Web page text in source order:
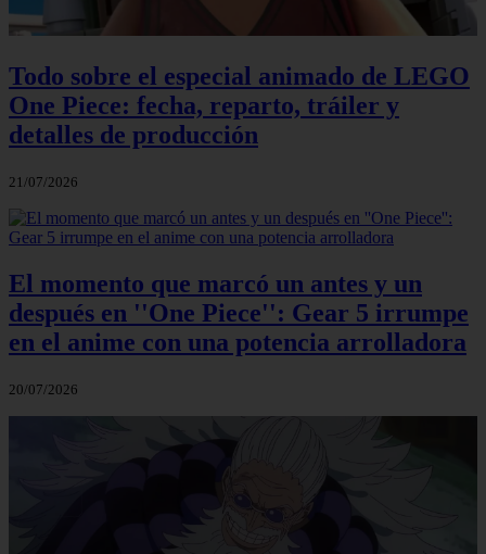
Todo sobre el especial animado de LEGO
One Piece: fecha, reparto, tráiler y
detalles de producción
21/07/2026
El momento que marcó un antes y un
después en ''One Piece'': Gear 5 irrumpe
en el anime con una potencia arrolladora
20/07/2026